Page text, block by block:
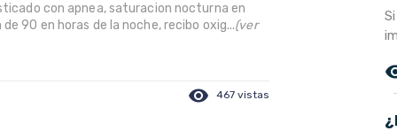
con apnea, saturacion nocturna en
90 en horas de la noche, recibo oxig...(ver
visibility 467 vistas